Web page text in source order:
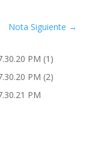
Nota Siguiente →